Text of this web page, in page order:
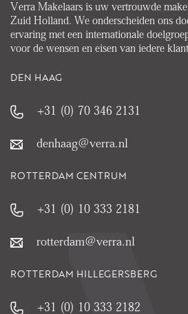
Verra Makelaars is uw vertrouwde
Zuid Holland. We onderscheiden ons
ervaring met een internationale
voor de wensen en eisen van iedere
DEN HAAG
+31 (0) 70 346 2131
denhaag@verra.nl
ROTTERDAM CENTRUM
+31 (0) 10 333 2181
rotterdam@verra.nl
ROTTERDAM HILLEGERSBERG
+31 (0) 10 333 2182